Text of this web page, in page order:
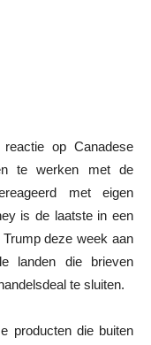
op Canadese
te werken met de
met eigen
is de laatste in een
deze week aan
landen die brieven
te sluiten.
producten die buiten